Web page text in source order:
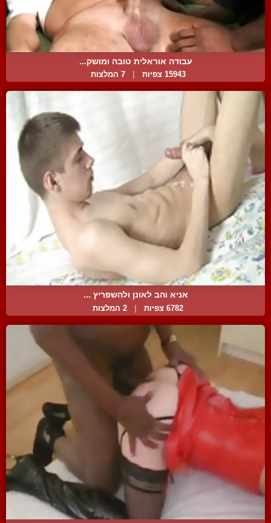
עבודה אוראלית טובה ומושק...
15943 צפיות 7 המלצות
אניא והב לאונן ולהשפריץ ...
6782 צפיות 2 המלצות